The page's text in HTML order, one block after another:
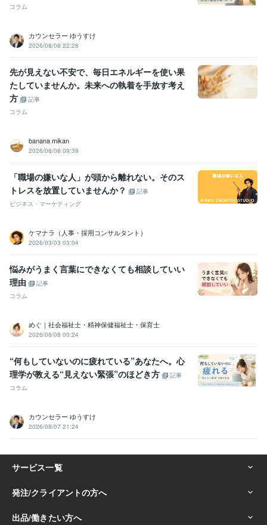
コラム
カウンセラー ゆうすけ
2026/08/08 22:28
先が見えない不安で、毎日エネルギーを使い果
たしていませんか。未来への執着を手放す考え
方
記事
コラム
banana mikan
2026/08/08 09:39
「職場の嫌いな人」が頭から離れない。そのス
トレスを放置していませんか？
記事
ビジネス・マーケティング
ケマナラ（人事・採用コンサルタント）
2026/03/03 03:04
悩みがうまく言葉にできなくても相談していい
理由
記事
コラム
めぐ｜社会福祉士・精神保健福祉士・保育士
2026/08/08 00:24
“何もしていないのに疲れている”あなたへ。心
理学が教える“見えない緊張”のほどき方
記事
コラム
カウンセラー ゆうすけ
2026/08/07 21:24